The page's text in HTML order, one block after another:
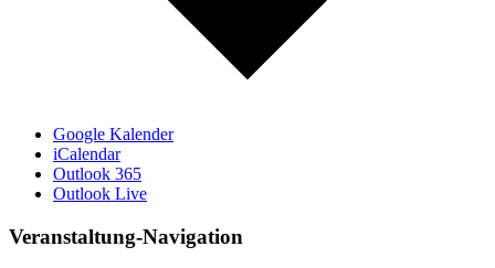
Google Kalender
iCalendar
Outlook 365
Outlook Live
Veranstaltung-Navigation